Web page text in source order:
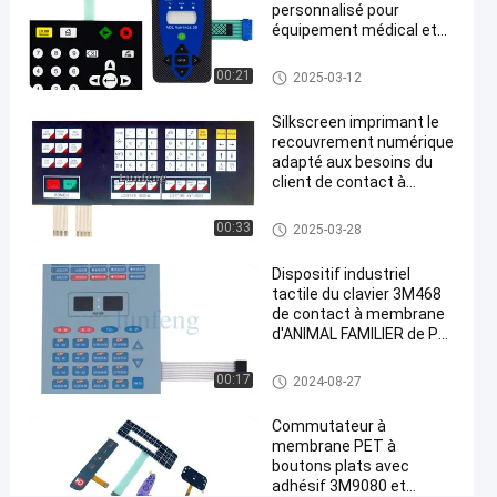
membrane
d'ANIMAL
FAMILIER
2025-
03-12
56
points
Maintenant
Contact à
membrane
d'ANIMAL
FAMILIER
de
Pantone
#
contact à
membrane
tactile de
dôme
commutateur
00:21
personnalisé pour
équipement médical et
Contact à membrane d'ANIMA
L FAMILIER
2025-03-12
00:33
Silkscreen imprimant le
recouvrement numérique
adapté aux besoins du
client de contact à
FAMILIER de conception
Contact à membrane d'ANIMA
L FAMILIER
2025-03-28
00:17
Dispositif industriel
tactile du clavier 3M468
de contact à membrane
d'ANIMAL FAMILIER de PC
Contact à membrane d'ANIMA
L FAMILIER
2024-08-27
Commutateur à
membrane PET à
boutons plats avec
adhésif 3M9080 et